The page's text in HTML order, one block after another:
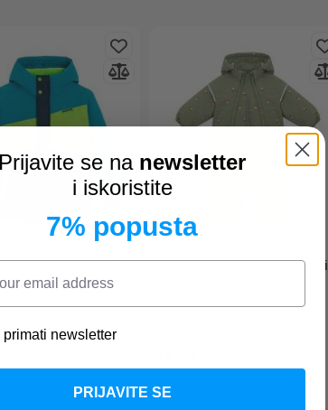
COB2912333 ski
COOL CLUBCOB3102216 ski
Prijavite se na newsletter
i iskoristite
7% popusta
primati newsletter
PRIJAVITE SE